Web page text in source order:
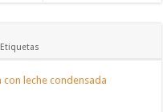
Etiquetas
con leche condensada